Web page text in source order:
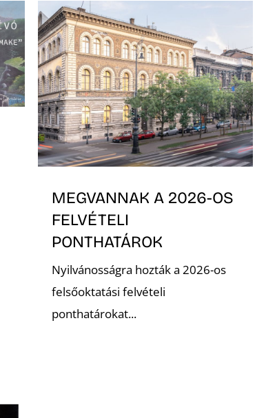
MEGVANNAK A 2026-OS
FELVÉTELI
PONTHATÁROK
Nyilvánosságra hozták a 2026-os
felsőoktatási felvételi
ponthatárokat...